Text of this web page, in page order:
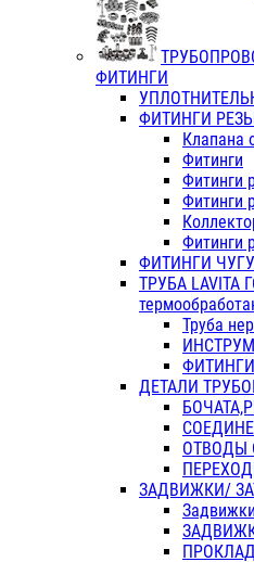
ФИТИНГИ
ФИТИНГИ
Клапана
Фитинги
Фитинги
Фитинги
Фитинги
ФИТИНГИ
ТРУБА LAVITA
Труба
ФИТИНГИ
ДЕТАЛИ
ОТВОДЫ
ЗАДВИЖКИ/